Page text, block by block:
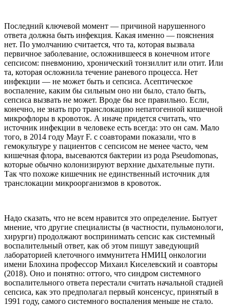
Последний ключевой момент — причиной нарушенного
ответа должна быть инфекция. Какая именно — пояснения
нет. По умолчанию считается, что та, которая вызвала
первичное заболевание, осложнившееся в конечном итоге
сепсисом: пневмонию, хронический тонзиллит или отит. Или
та, которая осложнила течение раневого процесса. Нет
инфекции — не может быть и сепсиса. Асептическое
воспаление, каким бы сильным оно ни было, стало быть,
сепсиса вызвать не может. Вроде бы все правильно. Если,
конечно, не знать про транслокацию непатогенной кишечной
микрофлоры в кровоток. А иначе придется считать, что
источник инфекции в человеке есть всегда: это он сам. Мало
того, в 2014 году Mayr F. с соавторами показали, что в
гемокультуре у пациентов с сепсисом не менее часто, чем
кишечная флора, высеваются бактерии из рода Pseudomonas,
которые обычно колонизируют верхние дыхательные пути.
Так что похоже кишечник не единственный источник для
транслокации микроорганизмов в кровоток.
Надо сказать, что не всем нравится это определение. Бытует
мнение, что другие специалисты (в частности, пульмонологи,
хирурги) продолжают воспринимать сепсис как системный
воспалительный ответ, как об этом пишут заведующий
лабораторией клеточного иммунитета НМИЦ онкологии
имени Блохина профессор Михаил Киселевский и соавторы
(2018). Оно и понятно: оттого, что синдром системного
воспалительного ответа перестали считать начальной стадией
сепсиса, как это предполагал первый консенсус, принятый в
1991 году, самого системного воспаления меньше не стало.